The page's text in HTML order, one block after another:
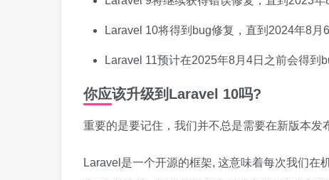
Laravel 10将得到bug修复，直到2024年8月
Laravel 11预计在2025年8月4日之前会得到
你应该升级到Laravel 10吗?
重要的是要记住，我们并不总是需要在新版本发
Laravel是一个开源的框架, 这意味着每次我们